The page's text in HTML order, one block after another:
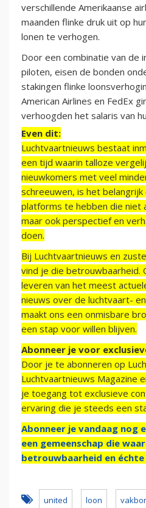
verschillende Amerikaanse
maanden flinke druk uit op
lonen te verhogen.
Door een combinatie van de
piloten, eisen de bonden
stakingen flinke
American Airlines en FedEx
verhoogden het salaris van
Even dit:
Luchtvaartnieuws bestaat
een tijd waarin talloze
nieuwkomers met veel
schreeuwen, is het
platforms te hebben die niet
maar ook perspectief en
doen.
Bij Luchtvaartnieuws en
vind je die betrouwbaarheid.
leveren van het meest
nieuws over de luchtvaart-
maakt ons een onmisbare
een stap voor willen blijven.
Abonneer je voor
Door je te abonneren op
Luchtvaartnieuws Magazine
je toegang tot exclusieve
ervaring die je steeds een
Abonneer je vandaag nog
een gemeenschap die
betrouwbaarheid en
united loon